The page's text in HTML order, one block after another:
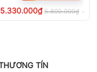
5.330.000₫ 5.800.000₫ chưa
TÍN